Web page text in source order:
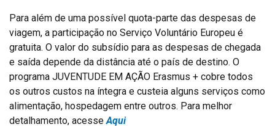
Para além de uma possível quota-parte das despesas de
viagem, a participação no Serviço Voluntário Europeu é
gratuita. O valor do subsídio para as despesas de chegada
e saída depende da distância até o país de destino. O
programa JUVENTUDE EM AÇÃO Erasmus + cobre todos
os outros custos na íntegra e custeia alguns serviços como
alimentação, hospedagem entre outros. Para melhor
detalhamento, acesseAqui